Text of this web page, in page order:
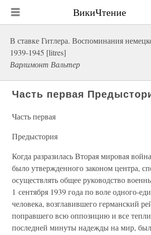
ВикиЧтение
В ставке Гитлера. Воспоминания
1939-1945 [litres]
Варлимонт Вальтер
Часть первая
Часть первая
Предыстория
Когда разразилась Вторая мировая
было утвержденного законом центра,
осуществлять общее руководство
1 сентября 1939 года по воле одного-
человека, возглавившего германский
поправшего всю оппозицию и все
последней минуты надежды на мир,